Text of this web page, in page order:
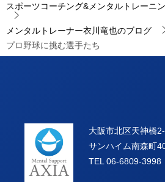
スポーツコーチング&メンタルトレーニ
メンタルトレーナー衣川竜也のブログ
プロ野球に挑む選手たち
大阪市北区天神橋
サンハイム南森町
TEL 06-6809-3998